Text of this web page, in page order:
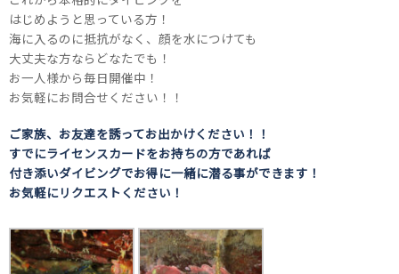
はじめようと思っている方！
海に入るのに抵抗がなく、顔を水につけても
大丈夫な方ならどなたでも！
お一人様から毎日開催中！
お気軽にお問合せください！！
ご家族、お友達を誘ってお出かけください！！
すでにライセンスカードをお持ちの方であれば
付き添いダイビングでお得に一緒に潜る事ができます！
お気軽にリクエストください！